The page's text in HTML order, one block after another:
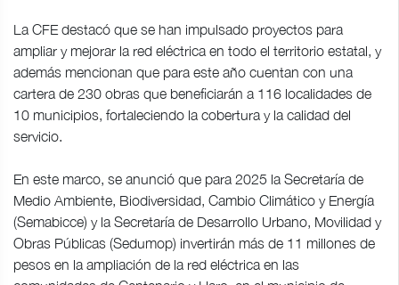
La CFE destacó que se han impulsado proyectos para
ampliar y mejorar la red eléctrica en todo el territorio estatal, y
además mencionan que para este año cuentan con una
cartera de 230 obras que beneficiarán a 116 localidades de
10 municipios, fortaleciendo la cobertura y la calidad del
servicio.
En este marco, se anunció que para 2025 la Secretaría de
Medio Ambiente, Biodiversidad, Cambio Climático y Energía
(Semabicce) y la Secretaría de Desarrollo Urbano, Movilidad y
Obras Públicas (Sedumop) invertirán más de 11 millones de
pesos en la ampliación de la red eléctrica en las